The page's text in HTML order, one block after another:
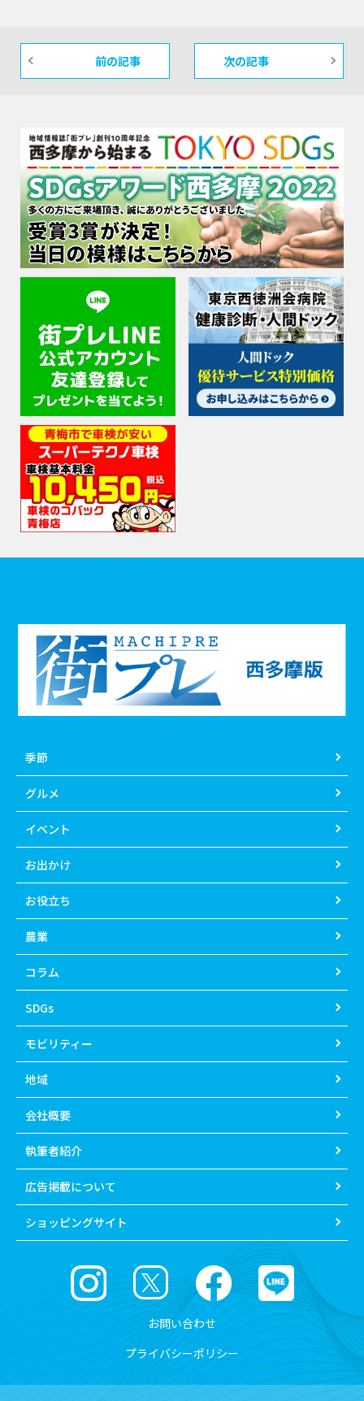
前の記事 次の記事
季節
グルメ
イベント
お出かけ
お役立ち
農業
コラム
SDGs
モビリティー
地域
会社概要
執筆者紹介
広告掲載について
ショッピングサイト
お問い合わせ
プライバシーポリシー